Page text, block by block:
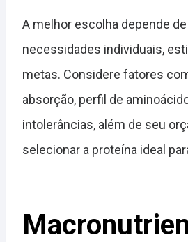
A melhor escolha depende
necessidades individuais,
metas. Considere fatores
absorção, perfil de
intolerâncias, além de seu
selecionar a proteína ideal